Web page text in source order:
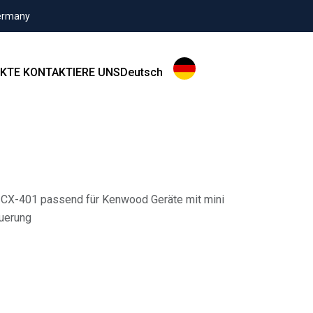
KONTAKTIERE UNSDeutsch
401 passend für Kenwood Geräte mit mini